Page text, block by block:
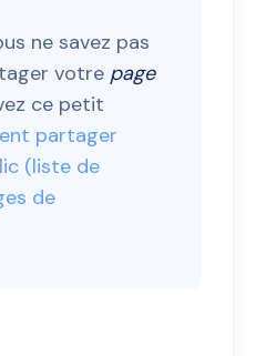
ne savez pas
votre page
ce petit
partager
(liste de
de